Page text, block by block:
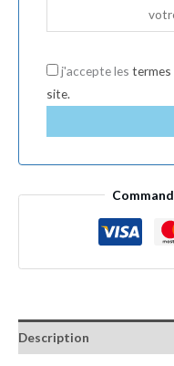
j'accepte les
site.
Description